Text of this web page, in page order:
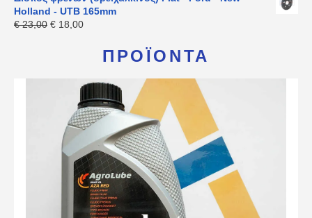
Holland - UTB 165mm
€23,00 € 18,00
ΠΡΟΪΌΝΤΑ